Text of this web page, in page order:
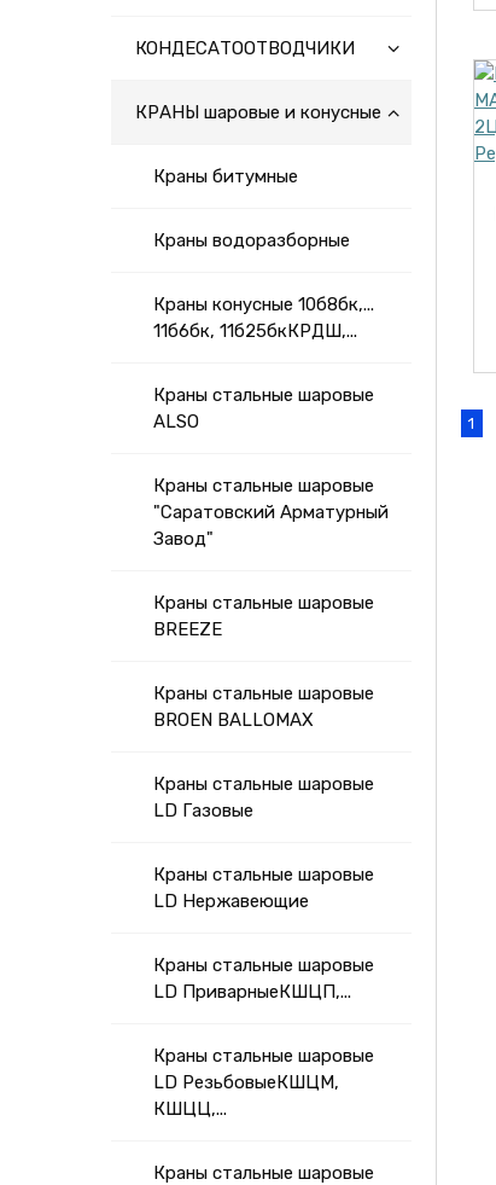
КОНДЕСАТООТВОДЧИКИ
КРАНЫ шаровые и конусные
Краны битумные
Краны водоразборные
Краны конусные 10б8бк,...
11б6бк, 11б25бкКРДШ,...
Краны стальные шаровые
АLSO
Краны стальные шаровые
"Саратовский Арматурный
Завод"
Краны стальные шаровые
BREEZE
Краны стальные шаровые
BROEN BALLOMAX
Краны стальные шаровые
LD Газовые
Краны стальные шаровые
LD Нержавеющие
Краны стальные шаровые
LD ПриварныеКШЦП,...
Краны стальные шаровые
LD РезьбовыеКШЦМ,
КШЦЦ,...
Краны стальные шаровые
1